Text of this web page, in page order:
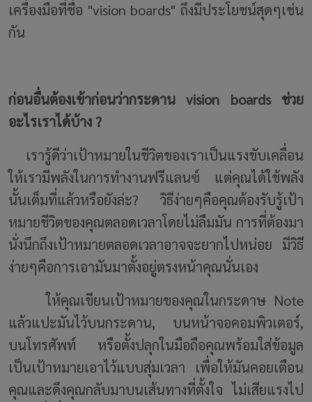
เครื่องมือที่ชื่อ "vision boards" ถึงมีประโยชน์สุดๆเช่น
กัน
ก่อนอื่นต้องเข้าก่อนว่ากระดาน vision boards ช่วย
อะไรเราได้บ้าง ?
เรารู้ดีว่าเป้าหมายในชีวิตของเราเป็นแรงขับเคลื่อน
ให้เรามีพลังในการทำงานฟรีแลนซ์ แต่คุณได้ใช้พลัง
นั้นเต็มที่แล้วหรือยังล่ะ? วิธีง่ายๆคือคุณต้องรับรู้เป้า
หมายชีวิตของคุณตลอดเวลาโดยไม่ลืมมัน การที่ต้องมา
นั่งนึกถึงเป้าหมายตลอดเวลาอาจจะยากไปหน่อย มีวิธี
ง่ายๆคือการเอามันมาตั้งอยู่ตรงหน้าคุณนั่นเอง
ให้คุณเขียนเป้าหมายของคุณในกระดาษ Note
แล้วแปะมันไว้บนกระดาน, บนหน้าจอคอมพิวเตอร์,
บนโทรศัพท์ หรือตั้งปลุกในมือถือคุณพร้อมใส่ข้อมูล
เป็นเป้าหมายเอาไว้แบบสุ่มเวลา เพื่อให้มันคอยเตือน
คุณและดึงคุณกลับมาบนเส้นทางที่ตั้งใจ ไม่เสียแรงไป